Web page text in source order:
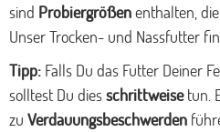
sind Probiergrößenenthalten,
Unser Trocken- und Nassfutter
Tipp: Falls Du das Futter Deiner
solltest Du diesschrittweisetun.
zu Verdauungsbeschwerden